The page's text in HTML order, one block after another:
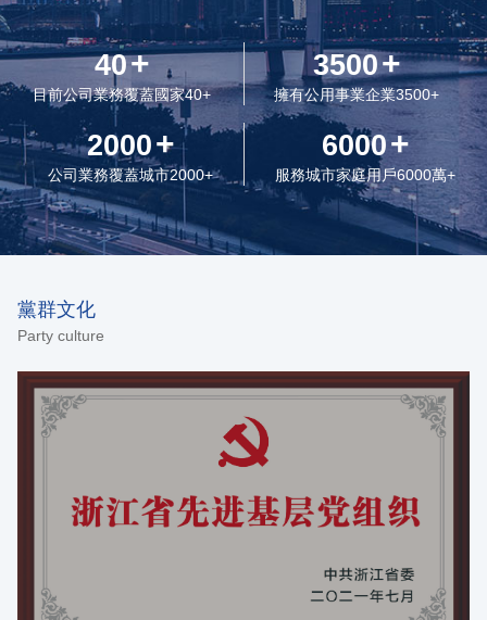
40+
目前公司業務覆蓋國家40+
3500+
擁有公用事業企業3500+
2000+
公司業務覆蓋城市2000+
6000+
服務城市家庭用戶6000萬+
黨群文化
Party culture